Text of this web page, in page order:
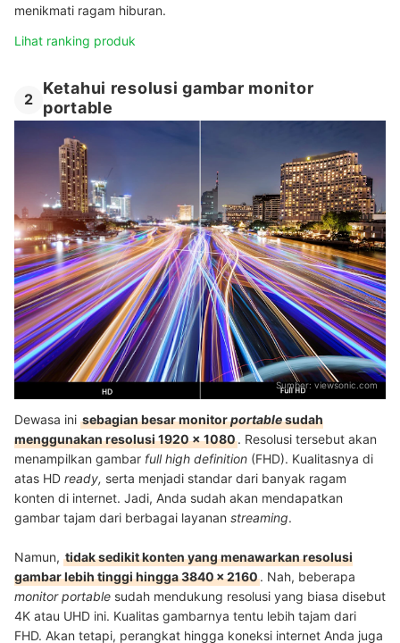
menikmati ragam hiburan.
Lihat ranking produk
2
Ketahui resolusi gambar monitor
portable
Sumber: viewsonic.com
Dewasa ini sebagian besar monitorportablesudah
menggunakan resolusi 1920 x 1080. Resolusi tersebut akan
menampilkan gambar full high definition (FHD). Kualitasnya di
atas HD ready, serta menjadi standar dari banyak ragam
konten di internet. Jadi, Anda sudah akan mendapatkan
gambar tajam dari berbagai layanan streaming.
Namun, tidak sedikit konten yang menawarkan resolusi
gambar lebih tinggi hingga 3840 × 2160. Nah, beberapa
monitor portable sudah mendukung resolusi yang biasa disebut
4K atau UHD ini. Kualitas gambarnya tentu lebih tajam dari
FHD. Akan tetapi, perangkat hingga koneksi internet Anda juga